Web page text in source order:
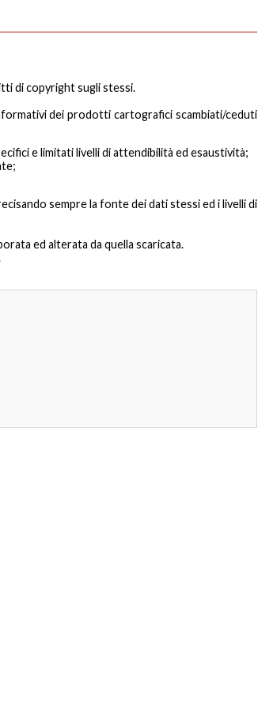
di copyright sugli stessi.
dei prodotti cartografici scambiati/ceduti
e limitati livelli di attendibilità ed esaustività;
sempre la fonte dei dati stessi ed i livelli di
ed alterata da quella scaricata.